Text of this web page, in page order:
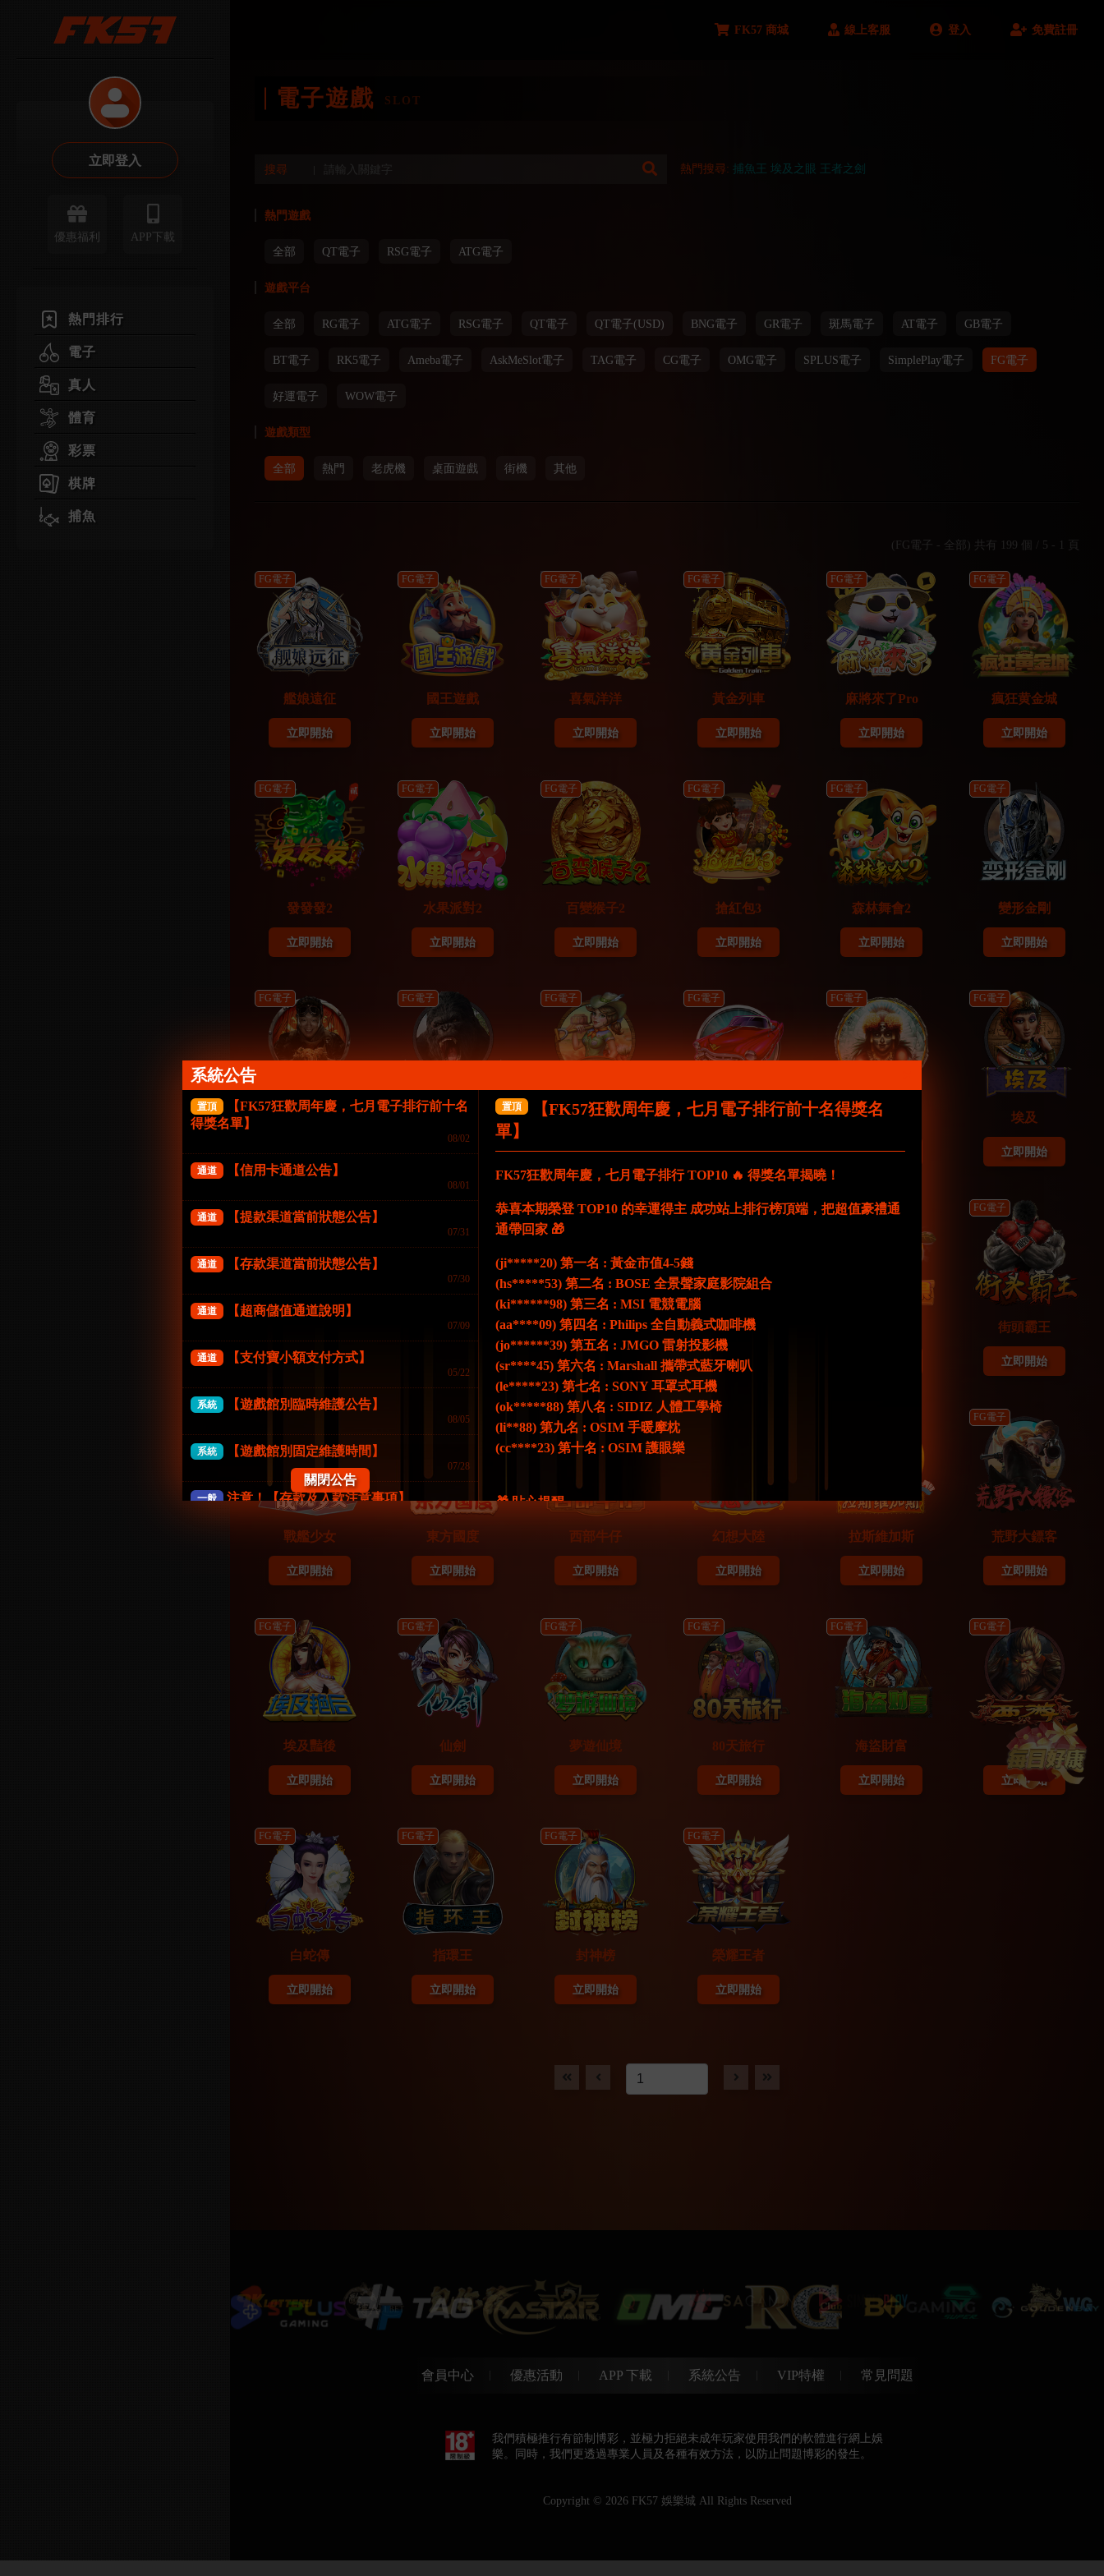
立即登入
優惠福利 APP下載
熱門排行
電子
真人
體育
彩票
棋牌
捕魚
FK57 商城 線上客服 登入 免費註冊
電子遊戲 SLOT
搜尋 熱門搜尋: 捕魚王 埃及之眼 王者之劍
熱門遊戲
全部 QT電子 RSG電子 ATG電子
遊戲平台
全部 RG電子 ATG電子 RSG電子 QT電子 QT電子(USD) BNG電子 GR電子 斑馬電子 AT電子 GB電子
BT電子 RK5電子 Ameba電子 AskMeSlot電子 TAG電子 CG電子 OMG電子 SPLUS電子 SimplePlay電子 FG電子
好運電子 WOW電子
遊戲類型
全部 熱門 老虎機 桌面遊戲 街機 其他
(FG電子 - 全部) 共有 199 個 / 5 - 1 頁
FG電子
艦娘遠征
立即開始
FG電子
國王遊戲
立即開始
FG電子
喜氣洋洋
立即開始
FG電子
黃金列車
立即開始
FG電子
麻將來了Pro
立即開始
FG電子
瘋狂黄金城
立即開始
FG電子
發發發2
立即開始
FG電子
水果派對2
立即開始
FG電子
百變猴子2
立即開始
FG電子
搶紅包3
立即開始
FG電子
森林舞會2
立即開始
FG電子
變形金剛
立即開始
FG電子
摸金校尉
立即開始
FG電子
立即開始
FG電子
淘金熱
立即開始
FG電子
66路
立即開始
FG電子
阿茲特克
立即開始
FG電子
埃及
立即開始
FG電子
立即開始
中世紀特權
FG電子
大秦帝國
立即開始
FG電子
火影忍者
立即開始
FG電子 FG電子
街頭霸王
立即開始
戰艦少女
立即開始
東方國度
立即開始
FG電子
西部牛仔
立即開始
幻想大陸
立即開始
拉斯維加斯
立即開始
FG電子
荒野大鏢客
立即開始
FG電子
埃及豔後
立即開始
FG電子
仙劍
立即開始
FG電子
夢遊仙境
立即開始
FG電子
80天旅行
立即開始
FG電子
海盜財富
立即開始
FG電子
西遊
立即開始
FG電子
白蛇傳
立即開始
FG電子
指環王
立即開始
FG電子
封神榜
立即開始
FG電子
榮耀王者
立即開始
會員中心 優惠活動 APP 下載 系統公告 VIP特權 常見問題
我們積極推行有節制博彩，並極力拒絕未成年玩家使用我們的軟體進行網上娛
樂。同時，我們更透過專業人員及各種有效方法，以防止問題博彩的發生。
Copyright © 2026 FK57 娛樂城 All Rights Reserved
系統公告
置頂
【FK57狂歡周年慶，七月電子排行前十名
得獎名單】
08/02
通道 【信用卡通道公告】
08/01
通道 【提款渠道當前狀態公告】
07/31
通道 【存款渠道當前狀態公告】
07/30
通道 【超商儲值通道說明】
07/09
通道 【支付寶小額支付方式】
05/22
系統 【遊戲館別臨時維護公告】
08/05
系統 【遊戲館別固定維護時間】
07/28
一般 注意！【存款及入款注意事項】
07/19
《防詐騙公告》FK57娛樂城
07/18
【會員權益公告】
12/17
關閉公告
置頂
【FK57狂歡周年慶，七月電子排行前十名得獎名
單】
FK57狂歡周年慶，七月電子排行 TOP10 🔥 得獎名單揭曉！
恭喜本期榮登 TOP10 的幸運得主 成功站上排行榜頂端，把超值豪禮通
通帶回家 🎁
(ji*****20) 第一名 : 黃金市值4-5錢
(hs*****53) 第二名 : BOSE 全景聲家庭影院組合
(ki******98) 第三名 : MSI 電競電腦
(aa****09) 第四名 : Philips 全自動義式咖啡機
(jo******39) 第五名 : JMGO 雷射投影機
(sr****45) 第六名 : Marshall 攜帶式藍牙喇叭
(le*****23) 第七名 : SONY 耳罩式耳機
(ok*****88) 第八名 : SIDIZ 人體工學椅
(li**88) 第九名 : OSIM 手暖摩枕
(cc****23) 第十名 : OSIM 護眼樂
🎁 貼心提醒
📌 全部獎品顏色隨機
📌 獎品價值以FK57定價為計算基準
📌 可選擇兌換為商品等值的 7 折彩金
📌 請於 08/15 前主動告知客服收貨地址
⚠️逾期視同放棄，恕不補發⚠️
08/02